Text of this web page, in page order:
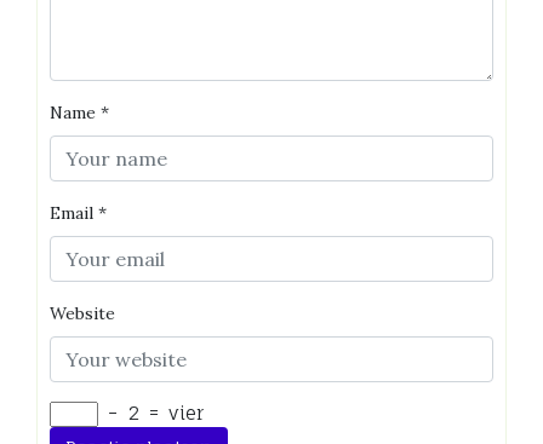
Name *
Email *
Website
− 2 = vier